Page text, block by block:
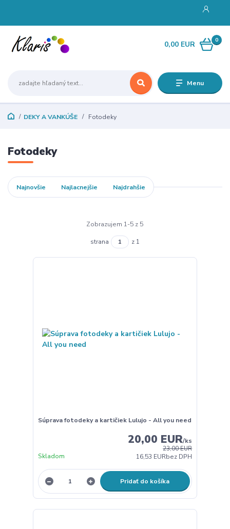
Menu
0
0,00 EUR
DEKY A VANKÚŠE Fotodeky
Fotodeky
Najnovšie Najlacnejšie Najdrahšie
Zobrazujem 1-5 z 5
strana z 1
Súprava fotodeky a kartičiek Lulujo - All you need
23,00 EUR
20,00 EUR/ks
16,53 EURbez DPH
Skladom
Pridať do košíka